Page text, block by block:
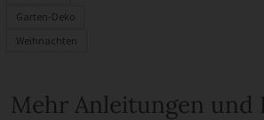
Garten-Deko
Weihnachten
Mehr Anleitungen und